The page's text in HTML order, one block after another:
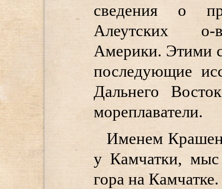
сведения о
Алеутских о-
Америки. Этими
последующие
Дальнего
мореплаватели.
Именем
у Камчатки,
гора на Камчатке.